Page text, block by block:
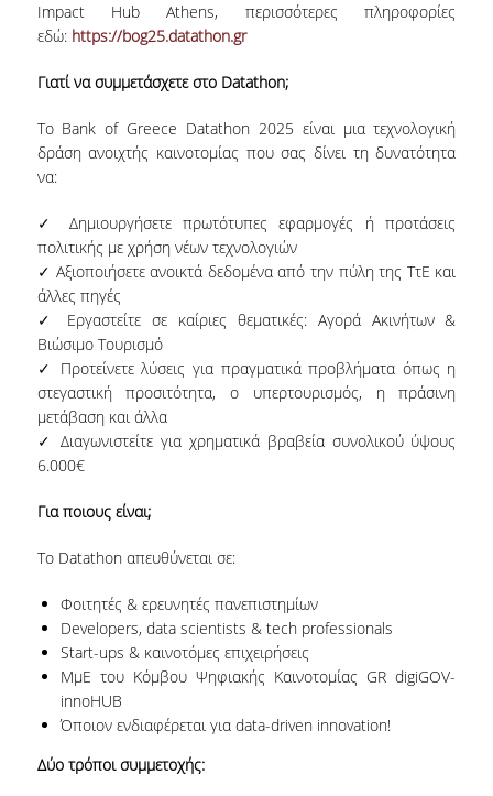
ΤΕΧΝΟΛΟΓΙΚΗ ΕΝΣΩΜΑΤΩΣΗ
ΙΣΟΤΗΤΑ ΦΥΛΩΝ
ΠΡΟΠΤΥΧΙΑΚΕΣ ΣΠΟΥΔΕΣ
ΟΔΗΓΟΣ ΣΠΟΥΔΩΝ
ΠΡΟΓΡΑΜΜΑ ΣΠΟΥΔΩΝ
ΜΑΘΗΜΑΤΑ ΠΡΟΓΡΑΜΜΑΤΟΣ
ΚΑΤΕΥΘΥΝΣΕΙΣ ΣΠΟΥΔΩΝ & ΔΗΛΩΣΕΙΣ
ΤΜΗΜΑΤΑ
ΣΥΣΤΗΜΑ ΔΙΔΑΣΚΑΛΙΑΣ ΚΑΙ ΕΞΕΤΑΣΕΩΝ
ΥΠΟΣΤΗΡΙΞΗ ΣΠΟΥΔΩΝ
ΔΙΠΛΩΜΑΤΙΚΗ ΕΡΓΑΣΙΑ
Impact Hub Athens, περισσότερες πληροφορίες
εδώ: https://bog25.datathon.gr
Γιατί να συμμετάσχετε στο Datathon;
Το Bank of Greece Datathon 2025 είναι μια τεχνολογική
δράση ανοιχτής καινοτομίας που σας δίνει τη δυνατότητα
να:
✓ Δημιουργήσετε πρωτότυπες εφαρμογές ή προτάσεις
πολιτικής με χρήση νέων τεχνολογιών
✓ Αξιοποιήσετε ανοικτά δεδομένα από την πύλη της ΤτΕ και
άλλες πηγές
✓ Εργαστείτε σε καίριες θεματικές: Αγορά Ακινήτων &
Βιώσιμο Τουρισμό
✓ Προτείνετε λύσεις για πραγματικά προβλήματα όπως η
στεγαστική προσιτότητα, ο υπερτουρισμός, η πράσινη
μετάβαση και άλλα
✓ Διαγωνιστείτε για χρηματικά βραβεία συνολικού ύψους
6.000€
Για ποιους είναι;
Το Datathon απευθύνεται σε:
Φοιτητές & ερευνητές πανεπιστημίων
Developers, data scientists & tech professionals
Start-ups & καινοτόμες επιχειρήσεις
ΜμΕ του Κόμβου Ψηφιακής Καινοτομίας GR digiGOV-
innoHUB
Όποιον ενδιαφέρεται για data-driven innovation!
Δύο τρόποι συμμετοχής: